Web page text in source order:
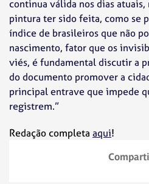
continua válida nos dias atuais,
pintura ter sido feita, como se
índice de brasileiros que não
nascimento, fator que os
viés, é fundamental discutir a
do documento promover a
principal entrave que impede
registrem.”
Redação completa aqui!